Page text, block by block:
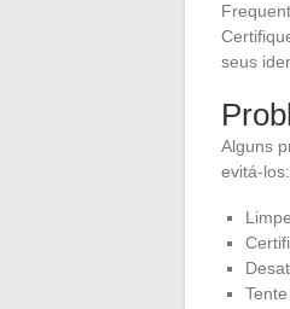
seus
Alguns
evitá-los: